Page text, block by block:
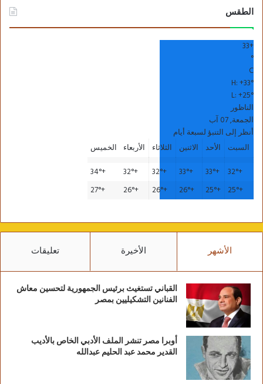
صور لقافلة الجيزة في الواحات البحرية
صور لقافلة الجيزة في الواحات البحرية
الطقس
+
33
°
C
H:+33°
L:+25°
الناظور
الجمعة, 07 آب
أنظر إلى التنبؤ لسبعة أيام
السبت
الأحد الاثنين الثلاثاء الأربعاء
الخميس
+
32°
+
33°
+
33°
+
32°
+
32°
+
34°
+
25°
+
25°
+
26°
+
26°
+
26°
+
27°
الأشهر الأخيرة تعليقات
القباني تستغيث برئيس الجمهورية لتحسين معاش
الفنانين التشكيليين بمصر
أوبرا مصر تنشر الملف الأدبي الخاص بالأديب
القدير محمد عبد الحليم عبدالله